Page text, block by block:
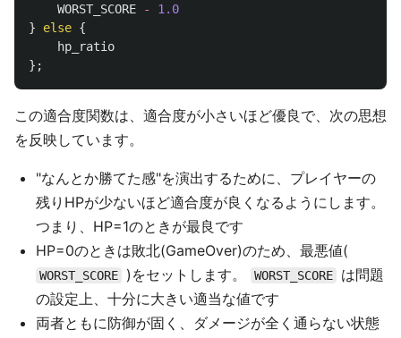
WORST_SCORE
-
1.0
}
else {
hp_ratio
};
この適合度関数は、適合度が小さいほど優良で、次の思想
を反映しています。
"なんとか勝てた感"を演出するために、プレイヤーの
残りHPが少ないほど適合度が良くなるようにします。
つまり、HP=1のときが最良です
HP=0のときは敗北(GameOver)のため、最悪値(
WORST_SCORE )をセットします。 WORST_SCORE
は問題
の設定上、十分に大きい適当な値です
両者ともに防御が固く、ダメージが全く通らない状態